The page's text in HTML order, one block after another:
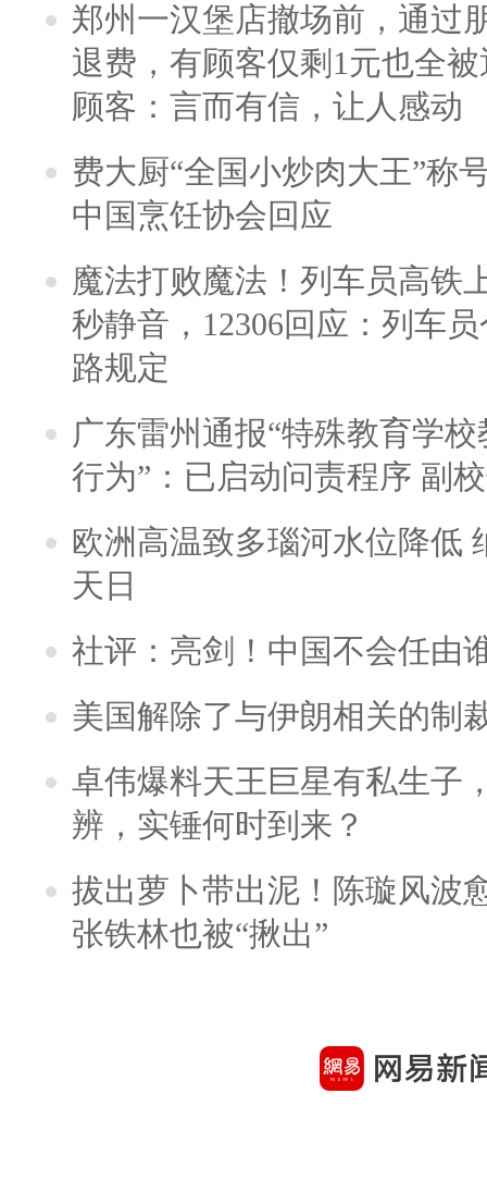
郑州一汉堡店撤场前，通过
退费，有顾客仅剩1元也全
顾客：言而有信，让人感动
费大厨“全国小炒肉大王”称
中国烹饪协会回应
魔法打败魔法！列车员高铁
秒静音，12306回应：列车
路规定
广东雷州通报“特殊教育学
行为”：已启动问责程序 副
欧洲高温致多瑙河水位降低
天日
社评：亮剑！中国不会任由
美国解除了与伊朗相关的制
卓伟爆料天王巨星有私生子
辨，实锤何时到来？
拔出萝卜带出泥！陈璇风波
张铁林也被“揪出”